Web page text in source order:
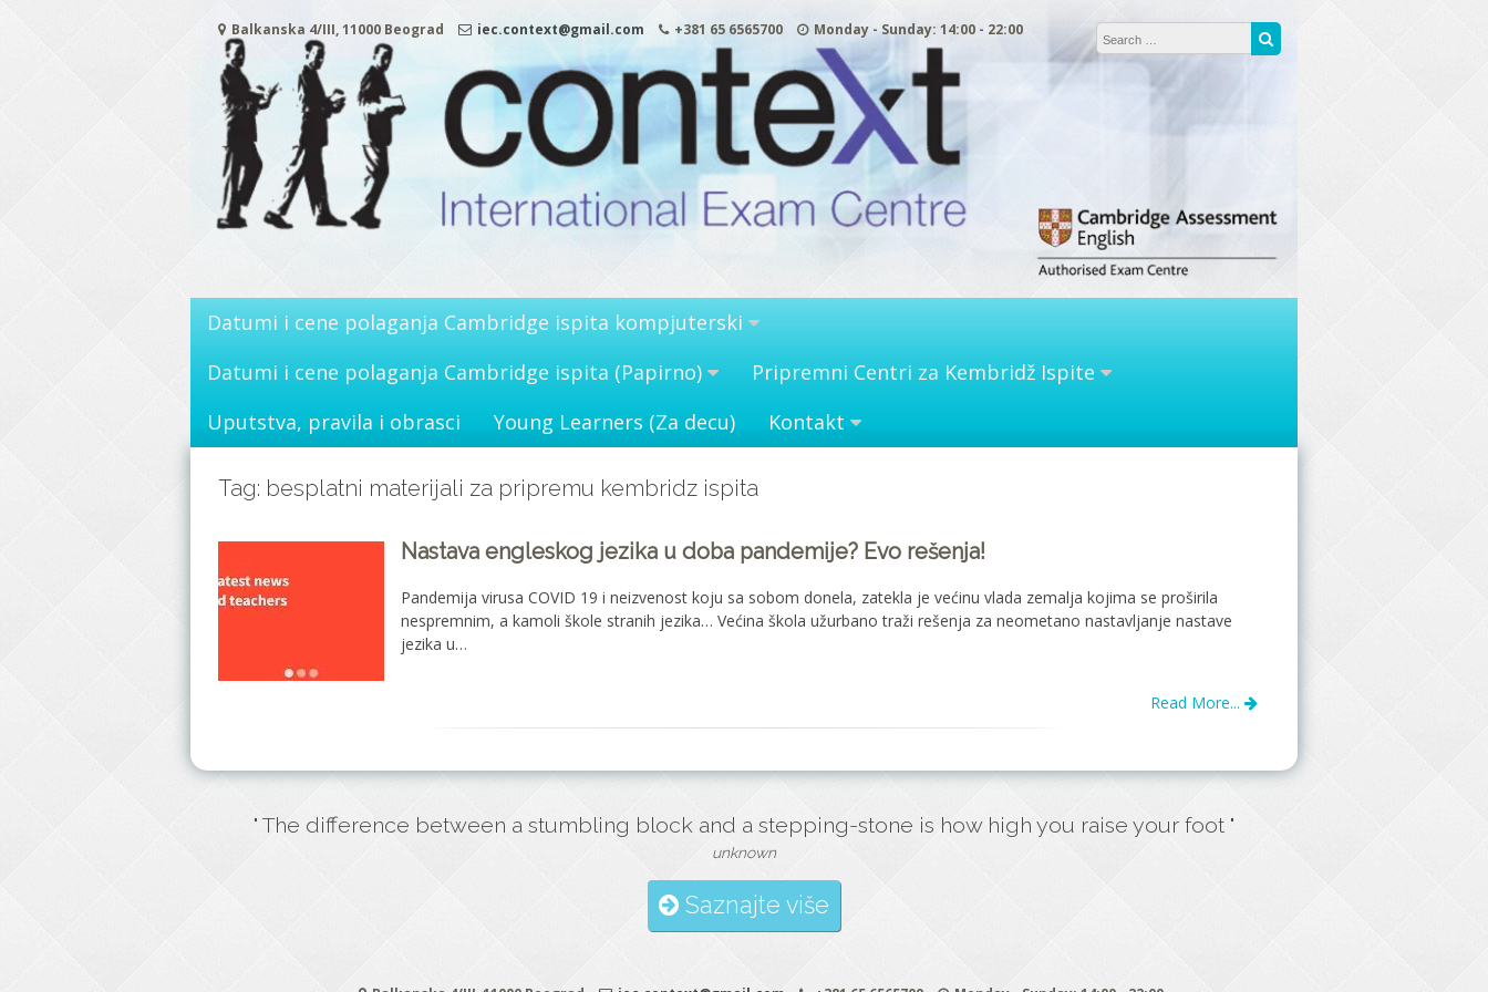
content
Balkanska 4/III, 11000 Beograd iec.context@gmail.com +381 65 6565700 Monday - Sunday: 14:00 - 22:00
Datumi i cene polaganja Cambridge ispita kompjuterski
Datumi i cene polaganja Cambridge ispita (Papirno)
Pripremni Centri za Kembridž Ispite
Uputstva, pravila i obrasci
Young Learners (Za decu) Kontakt
Tag: besplatni materijali za pripremu kembridz ispita
Nastava engleskog jezika u doba pandemije? Evo rešenja!
Pandemija virusa COVID 19 i neizvenost koju sa sobom donela, zatekla je većinu vlada zemalja kojima se proširila
nespremnim, a kamoli škole stranih jezika… Većina škola užurbano traži rešenja za neometano nastavljanje nastave
jezika u…
Read More...
" The difference between a stumbling block and a stepping-stone is how high you raise your foot "
unknown
Saznajte više